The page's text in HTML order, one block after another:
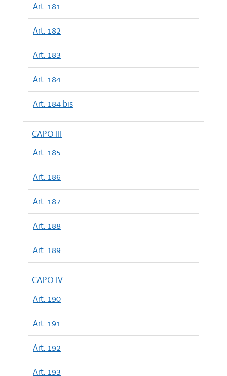
Art. 181
Art. 182
Art. 183
Art. 184
Art. 184 bis
CAPO III
Art. 185
Art. 186
Art. 187
Art. 188
Art. 189
CAPO IV
Art. 190
Art. 191
Art. 192
Art. 193